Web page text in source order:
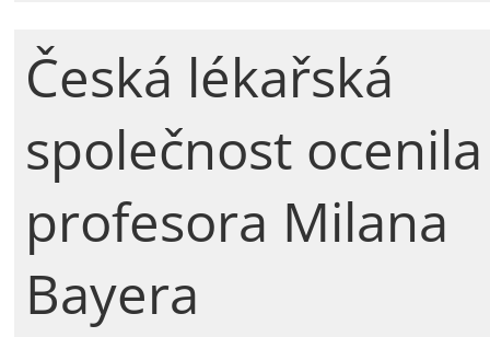
Česká lékařská
společnost ocenila
profesora Milana
Bayera